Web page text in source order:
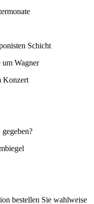
Schicht
Wagner
Konzert
bestellen Sie wahlweise